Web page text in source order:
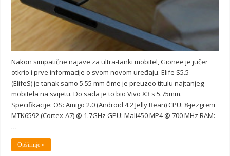
Nakon simpatične najave za ultra-tanki mobitel, Gionee je jučer
otkrio i prve informacije o svom novom uređaju. Elife S5.5
(ElifeS) je tanak samo 5.55 mm čime je preuzeo titulu najtanjeg
mobitela na svijetu. Do sada je to bio Vivo X3 s 5.75mm.
Specifikacije: OS: Amigo 2.0 (Android 4.2 Jelly Bean) CPU: 8-jezgreni
MTK6592 (Cortex-A7) @ 1.7GHz GPU: Mali450 MP4 @ 700 MHz RAM:
…
Opširnije »